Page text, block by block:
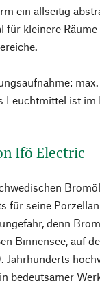
ein allseitig
für kleinere
Leuchtmittel ist im
Ifö Electric
für seine
denn
Binnensee, auf
Jahrhunderts
bedeutsamer